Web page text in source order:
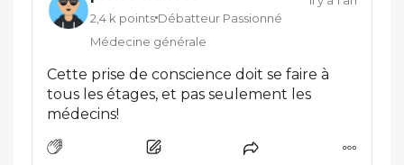
2,4 k points Débatteur Passionné
Médecine générale
Cette prise de conscience doit se faire à
tous les étages, et pas seulement les
médecins!